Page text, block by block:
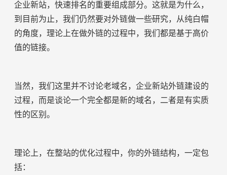
企业新站，快速排名的重要组成部分。这就是为什么，
到目前为止，我们仍然要对外链做一些研究，从纯白帽
的角度，理论上在做外链的过程中，我们都是基于高价
值的链接。
当然，我们这里并不讨论老域名，企业新站外链建设的
过程，而是谈论一个完全都是新的域名，二者是有实质
性的区别。
理论上，在整站的优化过程中，你的外链结构，一定包
括：